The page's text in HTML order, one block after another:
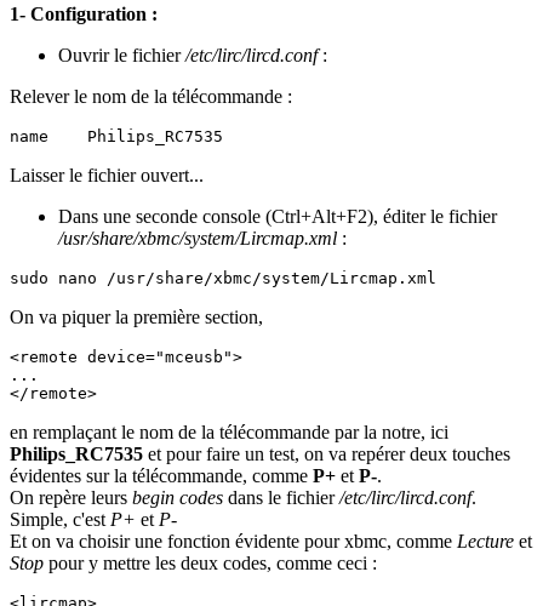
1- Configuration :
Ouvrir le fichier/etc/lirc/lircd.conf:
Relever le nom de la télécommande :
name	Philips_RC7535
Laisser le fichier ouvert...
Dans une seconde console (Ctrl+Alt+F2), éditer le fichier
/usr/share/xbmc/system/Lircmap.xml :
sudo nano /usr/share/xbmc/system/Lircmap.xml
On va piquer la première section,
<remote device="mceusb">
...
en remplaçant le nom de la télécommande par la notre, ici
Philips_RC7535 et pour faire un test, on va repérer deux touches
évidentes sur la télécommande, comme P+ et P-.
On repère leurs begin codes dans le fichier/etc/lirc/lircd.conf.
Simple, c'est P+ et P-
Et on va choisir une fonction évidente pour xbmc, comme Lecture et
Stop pour y mettre les deux codes, comme ceci :